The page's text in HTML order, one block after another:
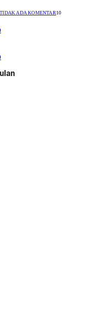
TIDAK ADA KOMENTAR10